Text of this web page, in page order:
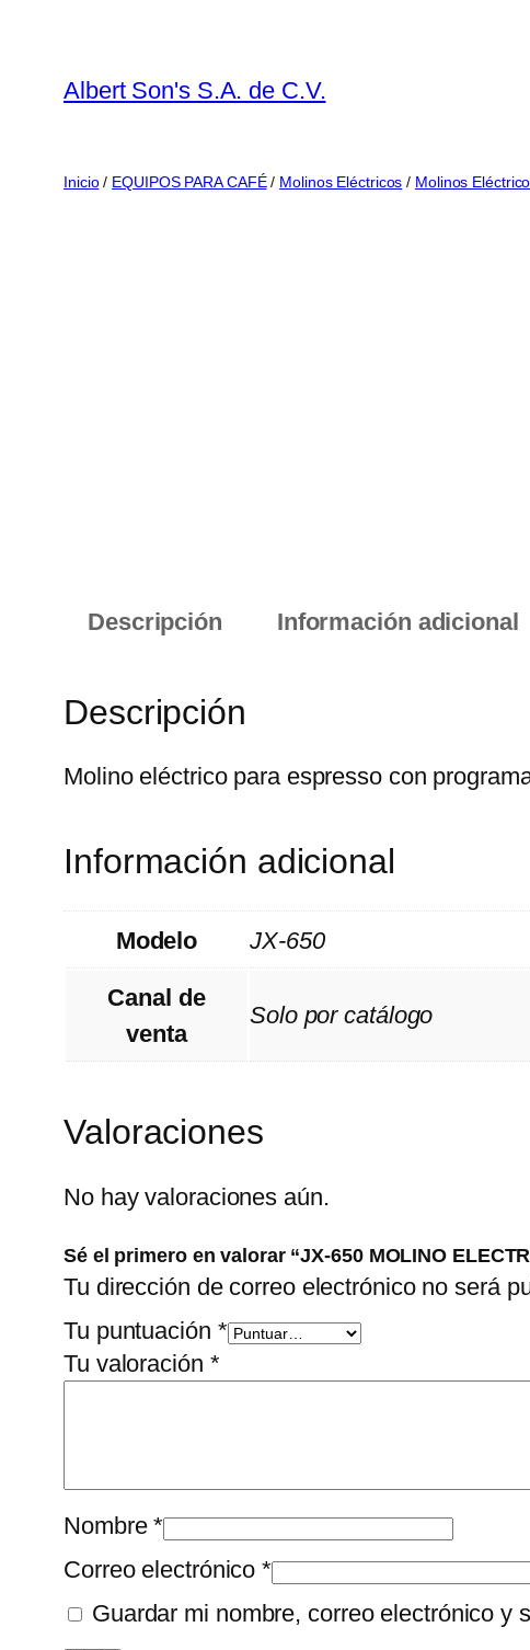
contenidoAlbert Son's S.A. de C.V.
Inicio/ EQUIPOS PARA CAFÉ/ Molinos Eléctricos / Molinos
Descripción
Información adicional
Descripción
Molino eléctrico para espresso con
Información adicional
Modelo JX-650
Canal de
venta
Solo por catálogo
Valoraciones
No hay valoraciones aún.
Sé el primero en valorar “JX-650 MOLINO
Tu dirección de correo electrónico no será
Tu puntuación *
Tu valoración *
Nombre*
Correo electrónico*
Guardar mi nombre, correo electrónico y